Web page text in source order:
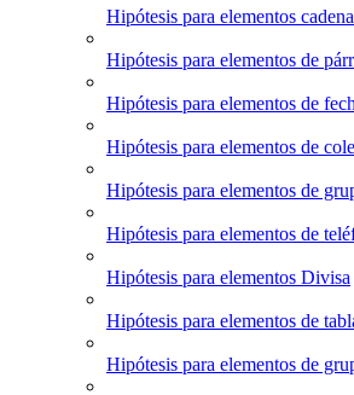
Hipótesis para elementos
Hipótesis para elementos de
Hipótesis para elementos de
Hipótesis para elementos de
Hipótesis para elementos de
Hipótesis para elementos de
Hipótesis para elementos Divisa
Hipótesis para elementos de
Hipótesis para elementos de